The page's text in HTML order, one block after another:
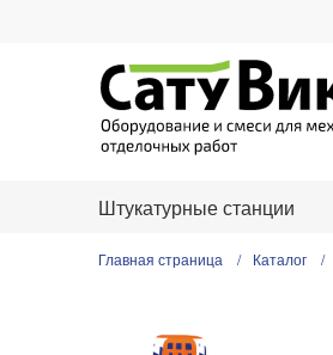
Штукатурные станции
Главная страница Каталог
Расчет
KREISEL 521
Площадь